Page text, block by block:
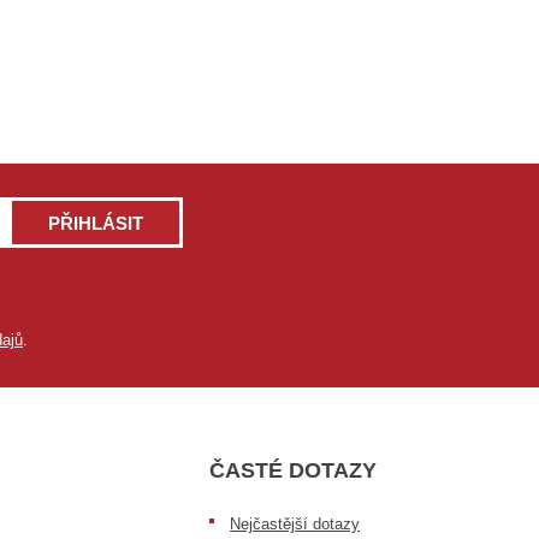
PŘIHLÁSIT
.
ČASTÉ DOTAZY
Nejčastější dotazy